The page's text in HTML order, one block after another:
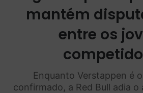
mantém
entre os
Enquanto Verstappen é
confirmado, a Red Bull adia o